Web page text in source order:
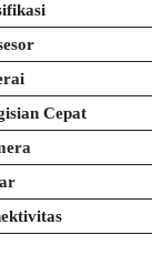
Cepat